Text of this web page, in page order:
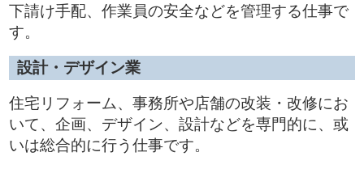
下請け手配、作業員の安全などを管理する仕事で
す。
設計・デザイン業
住宅リフォーム、事務所や店舗の改装・改修にお
いて、企画、デザイン、設計などを専門的に、或
いは総合的に行う仕事です。